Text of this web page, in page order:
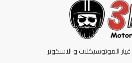
الموتوسيكلات و الاسكوتر